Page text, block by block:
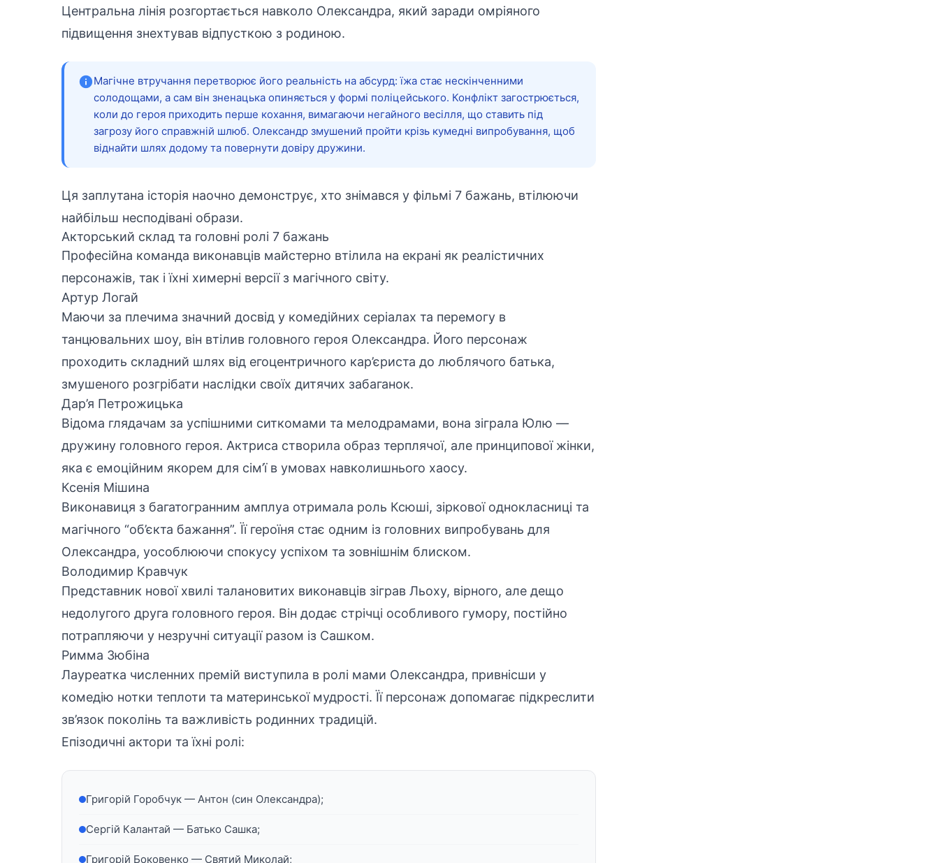
Центральна лінія розгортається навколо Олександра, який заради омріяного
підвищення знехтував відпусткою з родиною.
Магічне втручання перетворює його реальність на абсурд: їжа стає нескінченними
солодощами, а сам він зненацька опиняється у формі поліцейського. Конфлікт загострюється,
коли до героя приходить перше кохання, вимагаючи негайного весілля, що ставить під
загрозу його справжній шлюб. Олександр змушений пройти крізь кумедні випробування, щоб
віднайти шлях додому та повернути довіру дружини.
Ця заплутана історія наочно демонструє, хто знімався у фільмі 7 бажань, втілюючи
найбільш несподівані образи.
Акторський склад та головні ролі 7 бажань
Професійна команда виконавців майстерно втілила на екрані як реалістичних
персонажів, так і їхні химерні версії з магічного світу.
Артур Логай
Маючи за плечима значний досвід у комедійних серіалах та перемогу в
танцювальних шоу, він втілив головного героя Олександра. Його персонаж
проходить складний шлях від егоцентричного кар’єриста до люблячого батька,
змушеного розгрібати наслідки своїх дитячих забаганок.
Дар’я Петрожицька
Відома глядачам за успішними ситкомами та мелодрамами, вона зіграла Юлю —
дружину головного героя. Актриса створила образ терплячої, але принципової жінки,
яка є емоційним якорем для сім’ї в умовах навколишнього хаосу.
Ксенія Мішина
Виконавиця з багатогранним амплуа отримала роль Ксюші, зіркової однокласниці та
магічного “об’єкта бажання”. Її героїня стає одним із головних випробувань для
Олександра, уособлюючи спокусу успіхом та зовнішнім блиском.
Володимир Кравчук
Представник нової хвилі талановитих виконавців зіграв Льоху, вірного, але дещо
недолугого друга головного героя. Він додає стрічці особливого гумору, постійно
потрапляючи у незручні ситуації разом із Сашком.
Римма Зюбіна
Лауреатка численних премій виступила в ролі мами Олександра, привнісши у
комедію нотки теплоти та материнської мудрості. Її персонаж допомагає підкреслити
зв’язок поколінь та важливість родинних традицій.
Епізодичні актори та їхні ролі:
Григорій Горобчук — Антон (син Олександра);
Сергій Калантай — Батько Сашка;
Григорій Боковенко — Святий Миколай;